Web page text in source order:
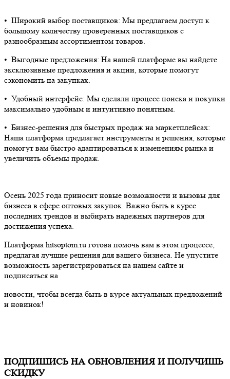
•⁠ ⁠Широкий выбор поставщиков: Мы предлагаем доступ к
большому количеству проверенных поставщиков с
разнообразным ассортиментом товаров.
•⁠ ⁠Выгодные предложения: На нашей платформе вы найдете
эксклюзивные предложения и акции, которые помогут
сэкономить на закупках.
•⁠ ⁠Удобный интерфейс: Мы сделали процесс поиска и покупки
максимально удобным и интуитивно понятным.
•⁠ ⁠Бизнес-решения для быстрых продаж на маркетплейсах:
Наша платформа предлагает инструменты и решения, которые
помогут вам быстро адаптироваться к изменениям рынка и
увеличить объемы продаж.
Осень 2025 года приносит новые возможности и вызовы для
бизнеса в сфере оптовых закупок. Важно быть в курсе
последних трендов и выбирать надежных партнеров для
достижения успеха.
Платформа hitsoptom.ru готова помочь вам в этом процессе,
предлагая лучшие решения для вашего бизнеса. Не упустите
возможность зарегистрироваться на нашем сайте и
подписаться на
новости, чтобы всегда быть в курсе актуальных предложений
и новинок!
ПОДПИШИСЬ НА ОБНОВЛЕНИЯ И ПОЛУЧИШЬ
СКИДКУ